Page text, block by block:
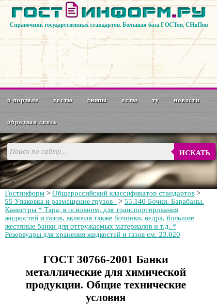
Справочник государственных стандартов. Большая база ГОСТов, СНиПов
о портале госты снипы осты ту новости
обратная связь
ИСКАТЬ
Гостинформ > Общероссийский классификатор стандартов >
55 Упаковка и размещение грузов
> 55.140 Бочки. Барабаны.
Канистры * Тара, в основном, для транспортирования
жидкостей и газов, включая также бочонки, ведра, большие
жестяные банки для отгружаемых материалов и т.д. *
Резервуары для хранения жидкостей и газов см. 23.020
ГОСТ 30766-2001 Банки
металлические для химической
продукции. Общие технические
условия